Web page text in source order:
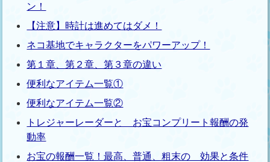
ン！
【注意】時計は進めてはダメ！
ネコ基地でキャラクターをパワーアップ！
第１章、第２章、第３章の違い
便利なアイテム一覧①
便利なアイテム一覧②
トレジャーレーダーと お宝コンプリート報酬の発
動率
お宝の報酬一覧！最高、普通、粗末の 効果と条件